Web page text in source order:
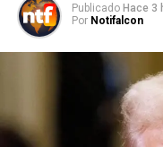
Publicado Hace 3
Por Notifalcon